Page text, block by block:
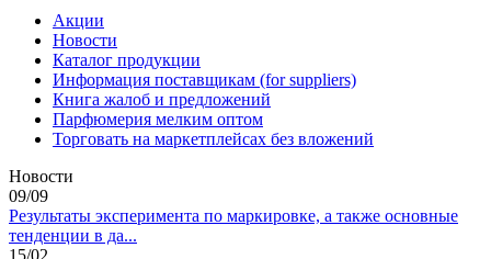
Акции
Новости
Каталог продукции
Информация поставщикам (for suppliers)
Книга жалоб и предложений
Парфюмерия мелким оптом
Торговать на маркетплейсах без вложений
Новости
09/09
Результаты эксперимента по маркировке, а также основные
тенденции в да...
15/02